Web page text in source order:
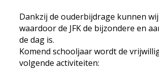
Dankzij de ouderbijdrage kunnen
waardoor de JFK de bijzondere en
de dag is.
Komend schooljaar wordt de
volgende activiteiten: